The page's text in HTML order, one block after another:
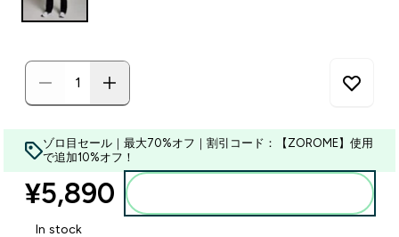
ゾロ目セール｜最大70%オフ｜割引コード：【ZOROME】使用
で追加10%オフ！
¥5,890‎
In stock